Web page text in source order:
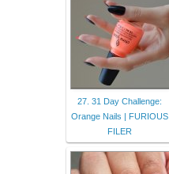
27. 31 Day Challenge:
Orange Nails | FURIOUS
FILER